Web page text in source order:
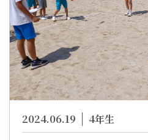
2024.06.19 4年生